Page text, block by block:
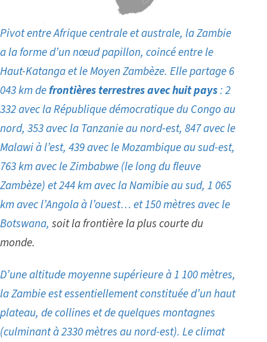
Pivot entre Afrique centrale et australe, la Zambie
a la forme d’un nœud papillon, coincé entre le
Haut-Katanga et le Moyen Zambèze. Elle partage 6
043 km defrontières terrestres avec huit pays: 2
332 avec la République démocratique du Congo au
nord, 353 avec la Tanzanie au nord-est, 847 avec le
Malawi à l’est, 439 avec le Mozambique au sud-est,
763 km avec le Zimbabwe (le long du fleuve
Zambèze)et 244 km avec la Namibie au sud, 1 065
km avec l’Angola à l’ouest… et 150 mètres avec le
Botswana, soit la frontière la plus courte du
monde.
D’une altitude moyenne supérieure à 1 100 mètres,
la Zambie est essentiellement constituée d’un haut
plateau, de collines et de quelques montagnes
(culminant à 2330 mètres au nord-est). Le climat